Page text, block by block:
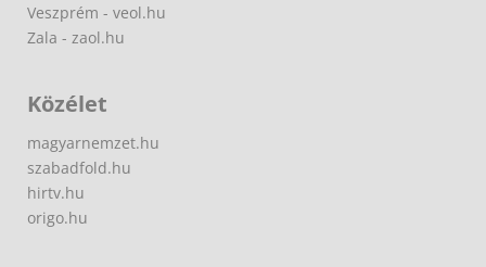
Veszprém - veol.hu
Zala - zaol.hu
Közélet
magyarnemzet.hu
szabadfold.hu
hirtv.hu
origo.hu